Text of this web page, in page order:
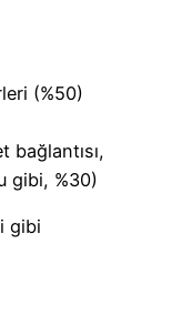
(%50)
bağlantısı,
gibi, %30)
gibi